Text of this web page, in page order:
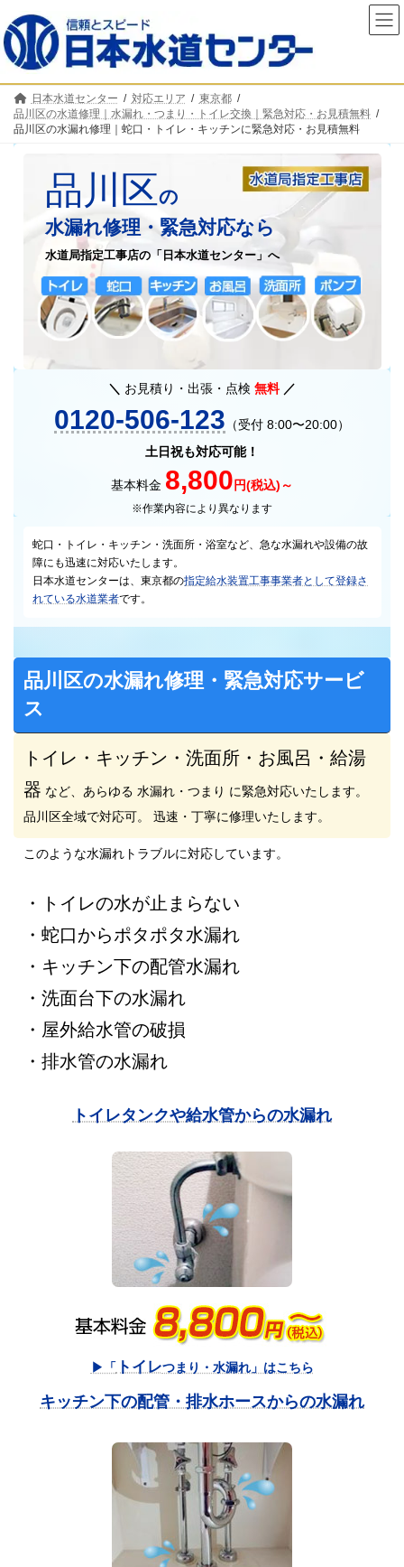
ン
テ
ン
へ
ビ
ゲ
ー
ョ
日本水道センター 対応エリア
東京都
品川区の水道修理｜水漏れ・つまり・トイレ交換｜緊急対応・お見積無料
品川区の水漏れ修理｜蛇口・トイレ・キッチンに緊急対応・お見積無料
品川区の
水漏れ修理・緊急対応なら
水道局指定工事店の「日本水道センター」 へ
＼ お見積り・出張・点検 無料／
0120-506-123 （受付 8:00〜20:00）
土日祝も対応可能！
基本料金 8,800 円(税込)～
※作業内容により異なります
蛇口・トイレ・キッチン・洗面所・浴室など、急な水漏れや設備の故
障にも迅速に対応いたします。
日本水道センターは、東京都の指定給水装置工事事業者として登録さ
れている水道業者です。
品川区の水漏れ修理・緊急対応サービ
ス
トイレ・キッチン・洗面所・お風呂・給湯
器 など、あらゆる 水漏れ・つまり に緊急対応いたします。
品川区全域で対応可。 迅速・丁寧に修理いたします。
このような水漏れトラブルに対応しています。
・トイレの水が止まらない
・蛇口からポタポタ水漏れ
・キッチン下の配管水漏れ
・洗面台下の水漏れ
・屋外給水管の破損
・排水管の水漏れ
トイレタンクや給水管からの水漏れ
▶「トイレつまり・水漏れ」はこちら
キッチン下の配管・排水ホースからの水漏れ